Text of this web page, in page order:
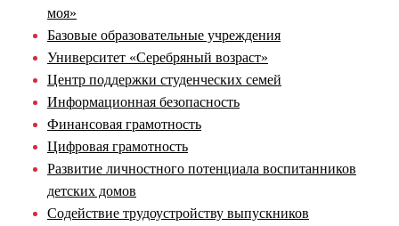
моя»
Базовые образовательные учреждения
Университет «Серебряный возраст»
Центр поддержки студенческих семей
Информационная безопасность
Финансовая грамотность
Цифровая грамотность
Развитие личностного потенциала воспитанников
детских домов
Содействие трудоустройству выпускников